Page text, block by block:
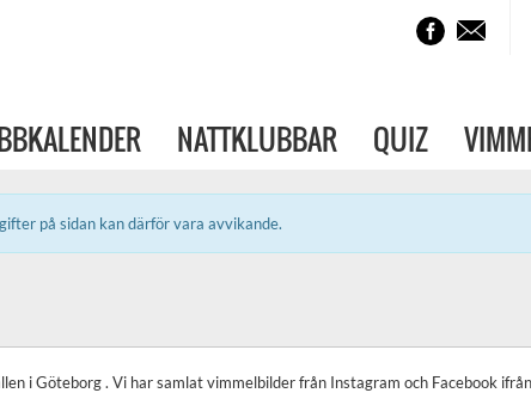
NATTKLUBBAR QUIZ
på sidan kan därför vara avvikande.
i Göteborg . Vi har samlat vimmelbilder från Instagram och Facebook ifrån